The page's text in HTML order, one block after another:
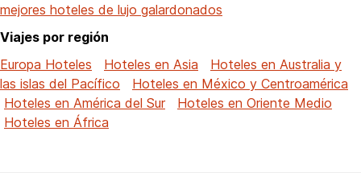
mejores hoteles de lujo galardonados
Viajes por región
Europa Hoteles
Hoteles en Asia
Hoteles en Australia y
las islas del Pacífico
Hoteles en México y Centroamérica
Hoteles en América del Sur
Hoteles en Oriente Medio
Hoteles en África